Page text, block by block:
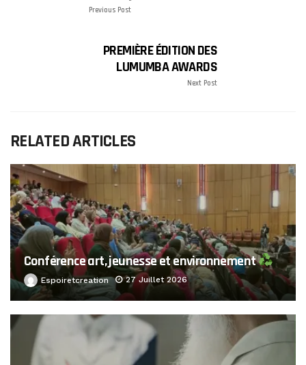
Previous Post
PREMIÈRE ÉDITION DES
LUMUMBA AWARDS
Next Post
RELATED ARTICLES
Conférence art, jeunesse et environnement
Espoiretcreation 27 Juillet 2026